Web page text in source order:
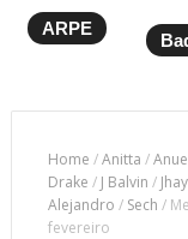
ARPE
Home /Anitta /
Drake / J Balvin /
Alejandro / Sech /
fevereiro